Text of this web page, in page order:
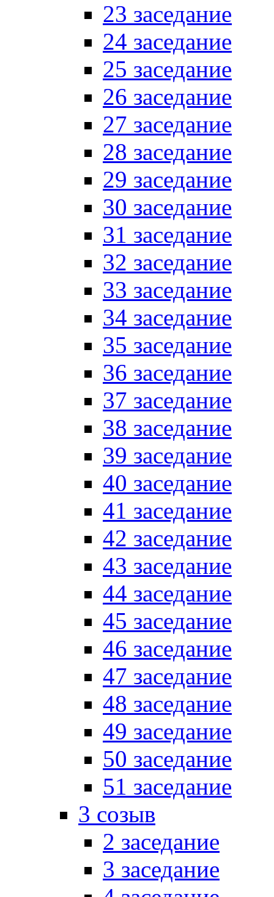
23 заседание
24 заседание
25 заседание
26 заседание
27 заседание
28 заседание
29 заседание
30 заседание
31 заседание
32 заседание
33 заседание
34 заседание
35 заседание
36 заседание
37 заседание
38 заседание
39 заседание
40 заседание
41 заседание
42 заседание
43 заседание
44 заседание
45 заседание
46 заседание
47 заседание
48 заседание
49 заседание
50 заседание
51 заседание
3 созыв
2 заседание
3 заседание